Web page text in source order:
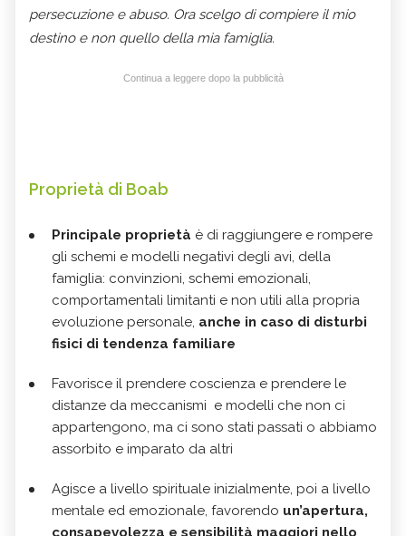
persecuzione e abuso. Ora scelgo di compiere il mio
destino e non quello della mia famiglia.
Continua a leggere dopo la pubblicità
Proprietà di Boab
Principale proprietà è di raggiungere e rompere
gli schemi e modelli negativi degli avi, della
famiglia: convinzioni, schemi emozionali,
comportamentali limitanti e non utili alla propria
evoluzione personale, anche in caso di disturbi
fisici di tendenza familiare
Favorisce il prendere coscienza e prendere le
distanze da meccanismi e modelli che non ci
appartengono, ma ci sono stati passati o abbiamo
assorbito e imparato da altri
Agisce a livello spirituale inizialmente, poi a livello
mentale ed emozionale, favorendo un’apertura,
consapevolezza e sensibilità maggiori nello